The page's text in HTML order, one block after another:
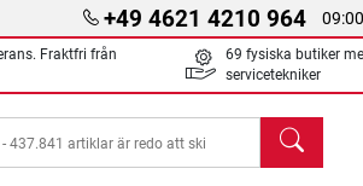
+49 4621 4210 964
Fraktfri från
69 fysiska butiker
servicetekniker
sök